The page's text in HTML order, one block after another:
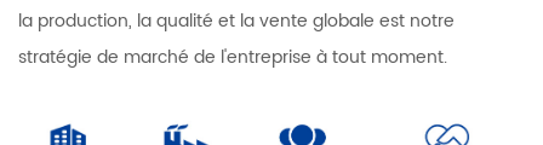
la production, la qualité et la vente globale est notre
stratégie de marché de l'entreprise à tout moment.